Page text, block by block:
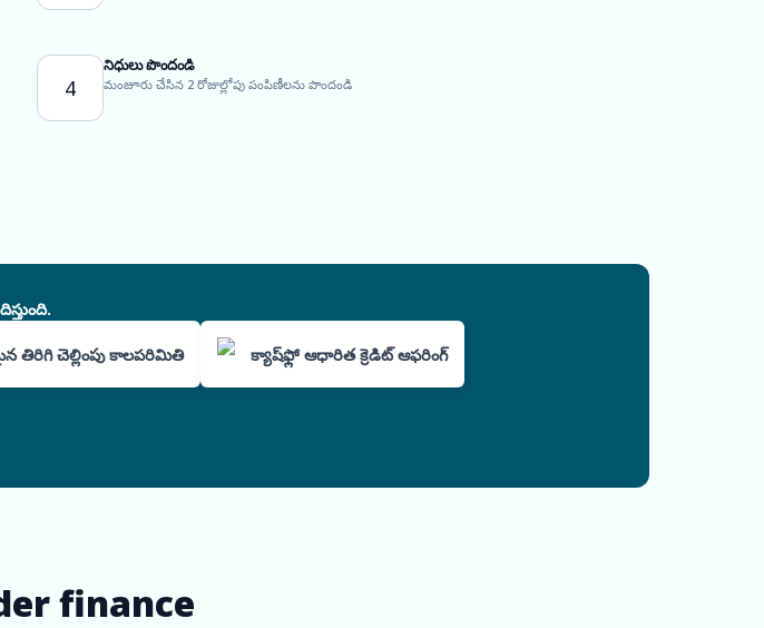
4
నిధులు పొందండి
మంజూరు చేసిన 2 రోజుల్లోపు పంపిణీలను పొందండి
తిరిగి చెల్లింపు కాలపరిమితి క్యాష్‌ఫ్లో ఆధారిత క్రెడిట్ ఆఫరింగ్
finance